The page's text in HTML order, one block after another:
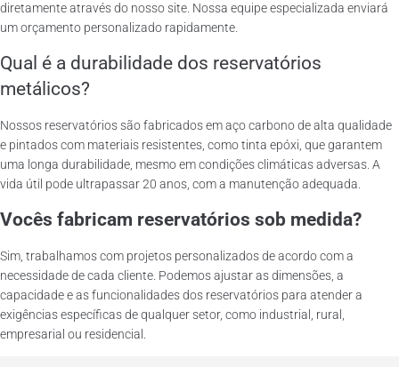
diretamente através do nosso site. Nossa equipe especializada enviará
um orçamento personalizado rapidamente.
Qual é a durabilidade dos reservatórios
metálicos?
Nossos reservatórios são fabricados em aço carbono de alta qualidade
e pintados com materiais resistentes, como tinta epóxi, que garantem
uma longa durabilidade, mesmo em condições climáticas adversas. A
vida útil pode ultrapassar 20 anos, com a manutenção adequada.
Vocês fabricam reservatórios sob medida?
Sim, trabalhamos com projetos personalizados de acordo com a
necessidade de cada cliente. Podemos ajustar as dimensões, a
capacidade e as funcionalidades dos reservatórios para atender a
exigências específicas de qualquer setor, como industrial, rural,
empresarial ou residencial.